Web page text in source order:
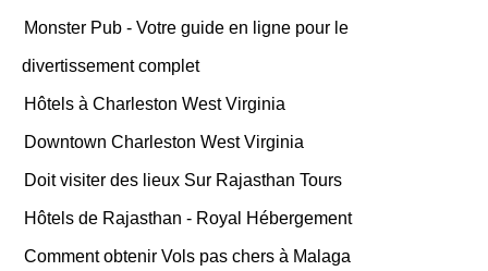
Monster Pub - Votre guide en ligne pour le
divertissement complet
Hôtels à Charleston West Virginia
Downtown Charleston West Virginia
Doit visiter des lieux Sur Rajasthan Tours
Hôtels de Rajasthan - Royal Hébergement
Comment obtenir Vols pas chers à Malaga